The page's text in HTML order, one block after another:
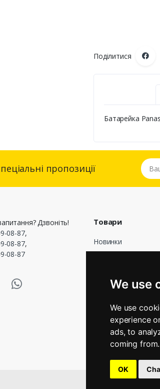
We use
We use
experience
ads, to
coming from.
OK
Поділитися
Батарейка
пропозиції Ваша
Дзвоніть!
08-87,
08-87,
08-87
Товари
Новинки
Популярні